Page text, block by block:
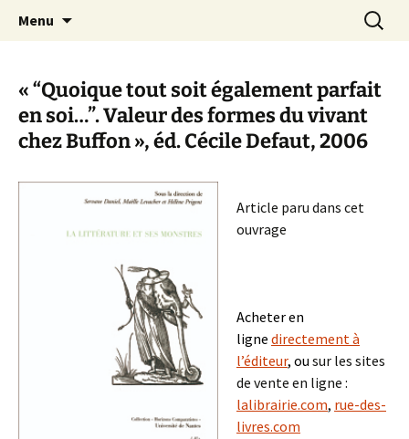
Maëlle Levacher
Menu
« “Quoique tout soit également parfait
en soi…”. Valeur des formes du vivant
chez Buffon », éd. Cécile Defaut, 2006
Article paru dans cet
ouvrage
Acheter en
ligne directement à
l’éditeur, ou sur les sites
de vente en ligne :
lalibrairie.com, rue-des-
livres.com